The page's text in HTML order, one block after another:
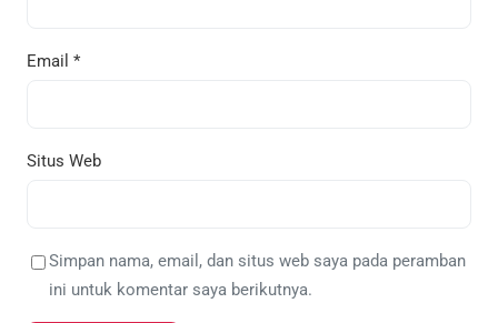
Email *
Situs Web
Simpan nama, email, dan situs web saya pada peramban
ini untuk komentar saya berikutnya.